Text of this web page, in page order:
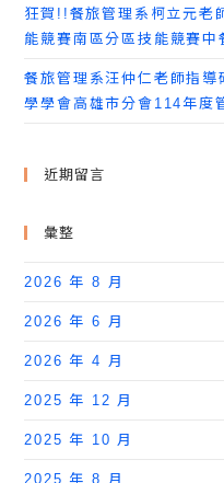
狂賀!!餐旅管理系柯立元老
能競賽南區分區技能競賽
餐旅管理系汪仲仁老師指
學學會高雄市分會114年度
近期留言
彙整
2026 年 8 月
2026 年 6 月
2026 年 4 月
2025 年 12 月
2025 年 10 月
2025 年 8 月